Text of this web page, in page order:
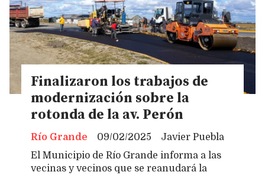
Finalizaron los trabajos de
modernización sobre la
rotonda de la av. Perón
Javier Puebla
Río Grande
09/02/2025
El Municipio de Río Grande informa a las
vecinas y vecinos que se reanudará la